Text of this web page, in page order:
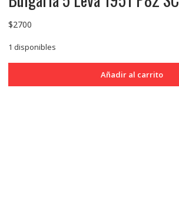
$2700
1 disponibles
Añadir al carrito